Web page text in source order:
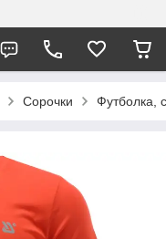
Сорочки Футболка,